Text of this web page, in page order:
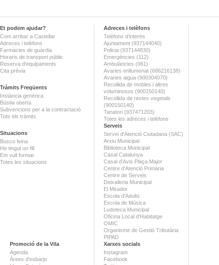
Et podem ajudar?
Com arribar a Castellar
Adreces i telèfons
Farmàcies de guàrdia
Horaris de transport públic
Reserva d'equipaments
Cita prèvia
Tràmits Freqüents
Instància genèrica
Bústia oberta
Subvencions per a la contractació
Tots els tràmits
Situacions
Busco feina
He tingut un fill
Em vull formar
Totes les situacions
Adreces i telèfons
Telèfons d'interès
Ajuntament (937144040)
Policia (937144830)
Emergències (112)
Ambulàncies (061)
Avaries enllumenat (686216138)
Avaries aigua (900304070)
Recollida de mobles i altres
voluminosos (900150140)
Recollida de restes vegetals
(900150140)
Tanatori (937471203)
Totes les adreces i telèfons
Serveis
Servei d'Atenció Ciutadana (SAC)
Arxiu Municipal
Biblioteca Municipal
Casal Catalunya
Casal d'Avis Plaça Major
Centre d'Atenció Primària
Centre de Serveis
Deixalleria Municipal
El Mirador
Escola d'Adults
Escola de Música
Ludoteca Municipal
Oficina Local d'Habitatge
OMIC
Organisme de Gestió Tributària
PIPAD
Promoció de la Vila
Agenda
Àrees d'esbarjo
Xarxes socials
Instagram
Facebook